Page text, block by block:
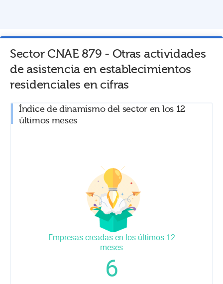
Sector CNAE 879 - Otras actividades
de asistencia en establecimientos
residenciales en cifras
Índice de dinamismo del sector en los 12
últimos meses
Empresas creadas en los últimos 12
meses
6